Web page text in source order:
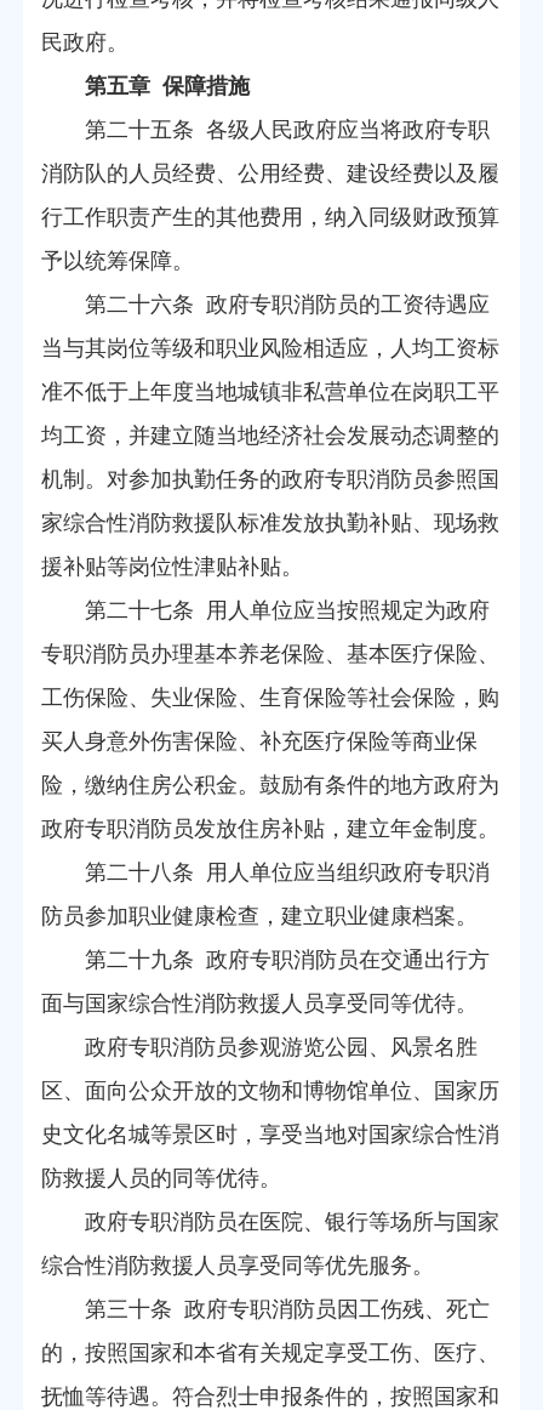
民政府。
第五章 保障措施
第二十五条 各级人民政府应当将政府专职
消防队的人员经费、公用经费、建设经费以及履
行工作职责产生的其他费用，纳入同级财政预算
予以统筹保障。
第二十六条 政府专职消防员的工资待遇应
当与其岗位等级和职业风险相适应，人均工资标
准不低于上年度当地城镇非私营单位在岗职工平
均工资，并建立随当地经济社会发展动态调整的
机制。对参加执勤任务的政府专职消防员参照国
家综合性消防救援队标准发放执勤补贴、现场救
援补贴等岗位性津贴补贴。
第二十七条 用人单位应当按照规定为政府
专职消防员办理基本养老保险、基本医疗保险、
工伤保险、失业保险、生育保险等社会保险，购
买人身意外伤害保险、补充医疗保险等商业保
险，缴纳住房公积金。鼓励有条件的地方政府为
政府专职消防员发放住房补贴，建立年金制度。
第二十八条 用人单位应当组织政府专职消
防员参加职业健康检查，建立职业健康档案。
第二十九条 政府专职消防员在交通出行方
面与国家综合性消防救援人员享受同等优待。
政府专职消防员参观游览公园、风景名胜
区、面向公众开放的文物和博物馆单位、国家历
史文化名城等景区时，享受当地对国家综合性消
防救援人员的同等优待。
政府专职消防员在医院、银行等场所与国家
综合性消防救援人员享受同等优先服务。
第三十条 政府专职消防员因工伤残、死亡
的，按照国家和本省有关规定享受工伤、医疗、
抚恤等待遇。符合烈士申报条件的，按照国家和